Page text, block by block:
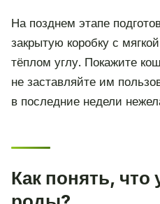
На позднем этапе
закрытую коробку с
тёплом углу. Покажите
не заставляйте им
в последние недели
Как понять, что